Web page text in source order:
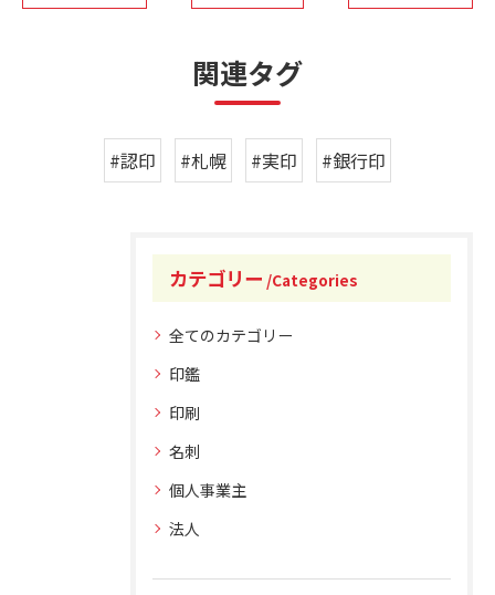
関連タグ
#認印 #札幌 #実印 #銀行印
カテゴリー Categories
全てのカテゴリー
印鑑
印刷
名刺
個人事業主
法人